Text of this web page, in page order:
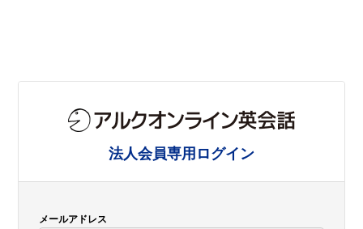
法人会員専用ログイン
メールアドレス